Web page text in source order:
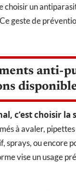
choisir un
geste de
anti-
c’est choisir la
à avaler,
sprays, ou encore
vise un usage